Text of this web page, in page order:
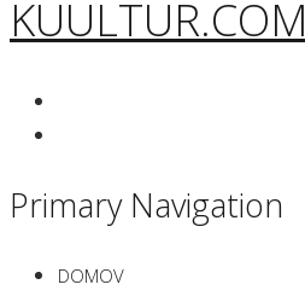
KUULTUR.COM
Primary Navigation
DOMOV